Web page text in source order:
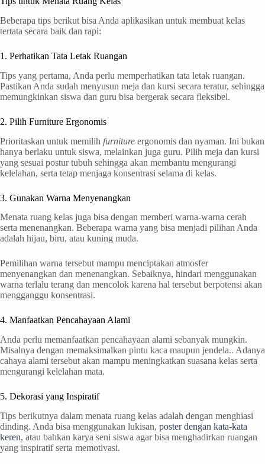
Beberapa tips berikut bisa Anda aplikasikan untuk membuat kelas
tertata secara baik dan rapi:
1. Perhatikan Tata Letak Ruangan
Tips yang pertama, Anda perlu memperhatikan tata letak ruangan.
Pastikan Anda sudah menyusun meja dan kursi secara teratur, sehingga
memungkinkan siswa dan guru bisa bergerak secara fleksibel.
2. Pilih Furniture Ergonomis
Prioritaskan untuk memilih furniture ergonomis dan nyaman. Ini bukan
hanya berlaku untuk siswa, melainkan juga guru. Pilih meja dan kursi
yang sesuai postur tubuh sehingga akan membantu mengurangi
kelelahan, serta tetap menjaga konsentrasi selama di kelas.
3. Gunakan Warna Menyenangkan
Menata ruang kelas juga bisa dengan memberi warna-warna cerah
serta menenangkan. Beberapa warna yang bisa menjadi pilihan Anda
adalah hijau, biru, atau kuning muda.
Pemilihan warna tersebut mampu menciptakan atmosfer
menyenangkan dan menenangkan. Sebaiknya, hindari menggunakan
warna terlalu terang dan mencolok karena hal tersebut berpotensi akan
mengganggu konsentrasi.
4. Manfaatkan Pencahayaan Alami
Anda perlu memanfaatkan pencahayaan alami sebanyak mungkin.
Misalnya dengan memaksimalkan pintu kaca maupun jendela.. Adanya
cahaya alami tersebut akan mampu meningkatkan suasana kelas serta
mengurangi kelelahan mata.
5. Dekorasi yang Inspiratif
Tips berikutnya dalam menata ruang kelas adalah dengan menghiasi
dinding. Anda bisa menggunakan lukisan, poster dengan kata-kata
keren, atau bahkan karya seni siswa agar bisa menghadirkan ruangan
yang inspiratif serta memotivasi.